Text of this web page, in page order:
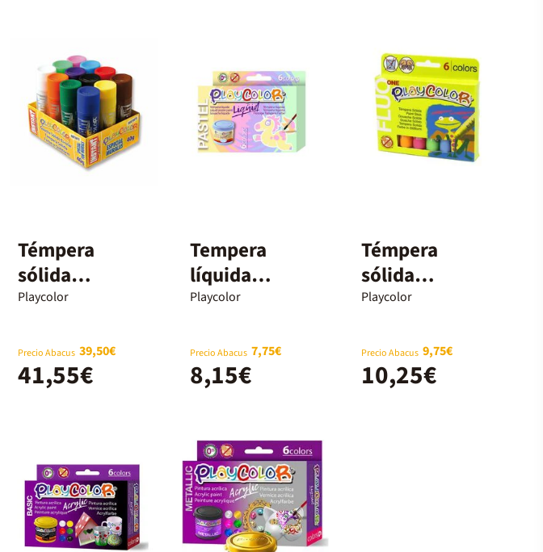
Témpera
sólida
Playcolor
colores
Playcolor
Precio Abacus 39,50€
41,55€
Tempera
líquida
Playcolor
Playcolor
Precio Abacus 7,75€
8,15€
Témpera
sólida
Playcolor
10g 6 colores
Playcolor
Precio Abacus 9,75€
10,25€